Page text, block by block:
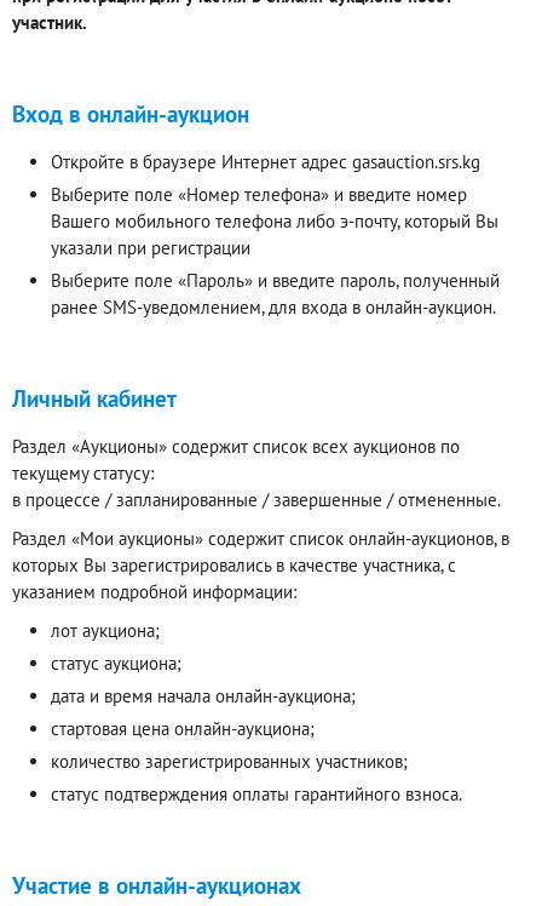
участник.
Вход в онлайн-аукцион
Откройте в браузере Интернет адрес gasauction.srs.kg
Выберите поле «Номер телефона» и введите номер
Вашего мобильного телефона либо э-почту, который Вы
указали при регистрации
Выберите поле «Пароль» и введите пароль, полученный
ранее SMS-уведомлением, для входа в онлайн-аукцион.
Личный кабинет
Раздел «Аукционы» содержит список всех аукционов по
текущему статусу:
в процессе / запланированные / завершенные / отмененные.
Раздел «Мои аукционы» содержит список онлайн-аукционов, в
которых Вы зарегистрировались в качестве участника, с
указанием подробной информации:
лот аукциона;
статус аукциона;
дата и время начала онлайн-аукциона;
стартовая цена онлайн-аукциона;
количество зарегистрированных участников;
статус подтверждения оплаты гарантийного взноса.
Участие в онлайн-аукционах